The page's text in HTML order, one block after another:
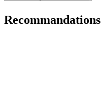
Recommandations